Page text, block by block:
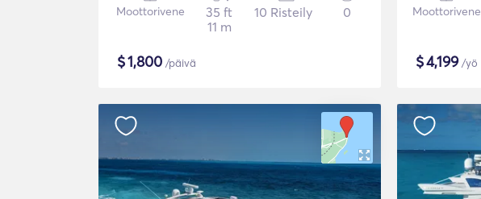
Moottorivene
35 ft
11 m
10 Risteily 0
$1,800 /päivä
Moottorivene
$4,199/yö